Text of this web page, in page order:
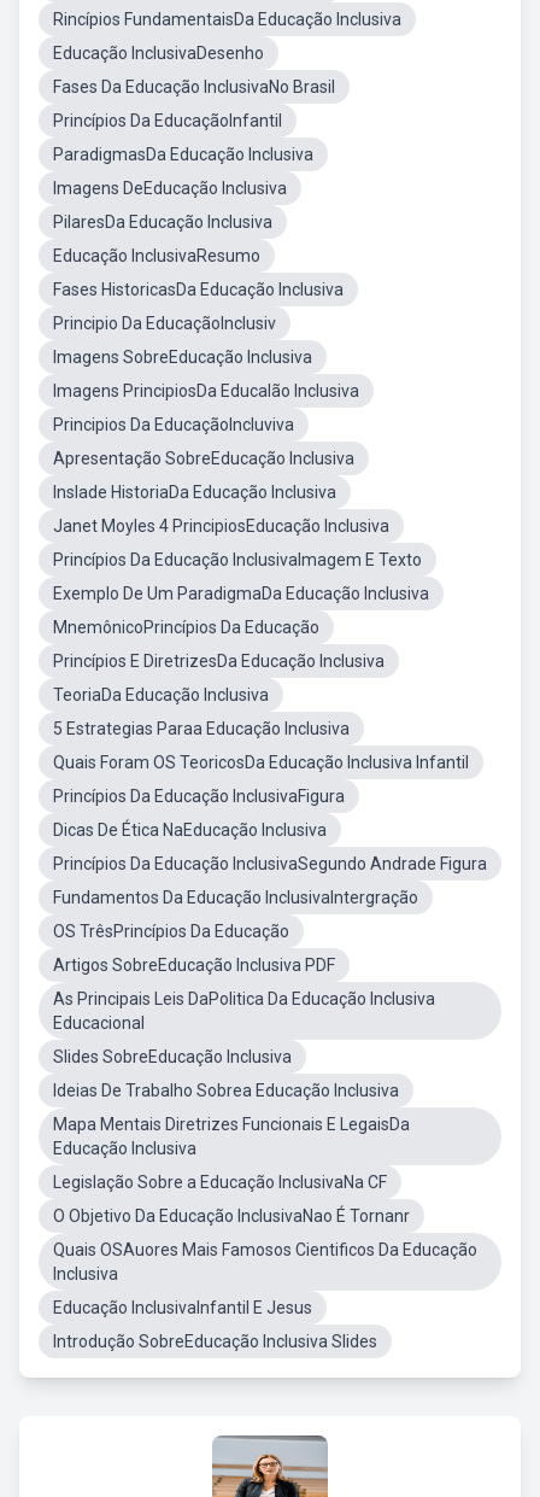
Rincípios FundamentaisDa Educação Inclusiva
Educação InclusivaDesenho
Fases Da Educação InclusivaNo Brasil
Princípios Da EducaçãoInfantil
ParadigmasDa Educação Inclusiva
Imagens DeEducação Inclusiva
PilaresDa Educação Inclusiva
Educação InclusivaResumo
Fases HistoricasDa Educação Inclusiva
Principio Da EducaçãoInclusiv
Imagens SobreEducação Inclusiva
Imagens PrincipiosDa Educalão Inclusiva
Principios Da EducaçãoIncluviva
Apresentação SobreEducação Inclusiva
Inslade HistoriaDa Educação Inclusiva
Janet Moyles 4 PrincipiosEducação Inclusiva
Princípios Da Educação InclusivaImagem E Texto
Exemplo De Um ParadigmaDa Educação Inclusiva
MnemônicoPrincípios Da Educação
Princípios E DiretrizesDa Educação Inclusiva
TeoriaDa Educação Inclusiva
5 Estrategias Paraa Educação Inclusiva
Quais Foram OS TeoricosDa Educação Inclusiva Infantil
Princípios Da Educação InclusivaFigura
Dicas De Ética NaEducação Inclusiva
Princípios Da Educação InclusivaSegundo Andrade Figura
Fundamentos Da Educação InclusivaIntergração
OS TrêsPrincípios Da Educação
Artigos SobreEducação Inclusiva PDF
As Principais Leis DaPolitica Da Educação Inclusiva
Educacional
Slides SobreEducação Inclusiva
Ideias De Trabalho Sobrea Educação Inclusiva
Mapa Mentais Diretrizes Funcionais E LegaisDa
Educação Inclusiva
Legislação Sobre a Educação InclusivaNa CF
O Objetivo Da Educação InclusivaNao É Tornanr
Quais OSAuores Mais Famosos Cientificos Da Educação
Inclusiva
Educação InclusivaInfantil E Jesus
Introdução SobreEducação Inclusiva Slides